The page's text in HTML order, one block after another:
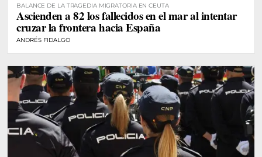
BALANCE DE LA TRAGEDIA MIGRATORIA EN CEUTA
Ascienden a 82 los fallecidos en el mar al intentar
cruzar la frontera hacia España
ANDRÉS FIDALGO